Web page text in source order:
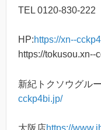
TEL 0120-830-222
HP:https://xn--
https://tokusou.xn--
新紀トクソウグル
cckp4bi.jp/